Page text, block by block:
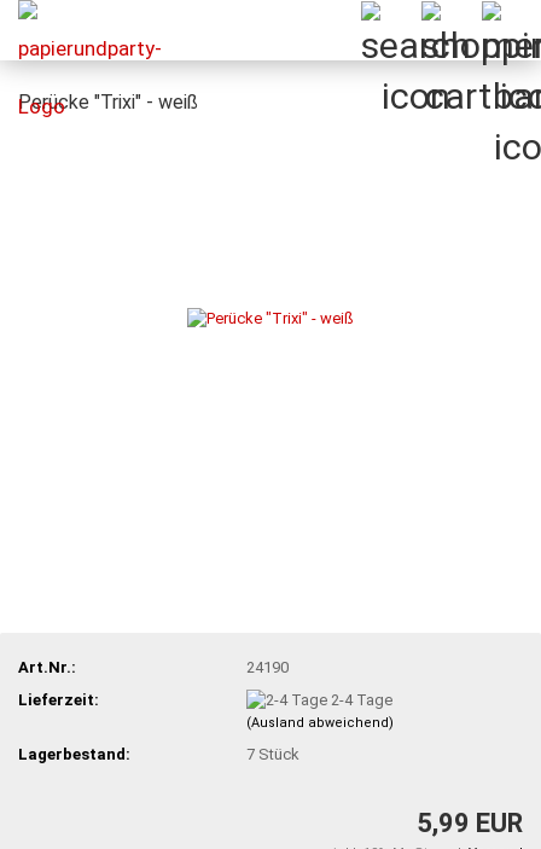
Perücke "Trixi" - weiß
Art.Nr.:
24190
Lieferzeit:
2-4 Tage
(Ausland abweichend)
Lagerbestand: 7 Stück
5,99 EUR